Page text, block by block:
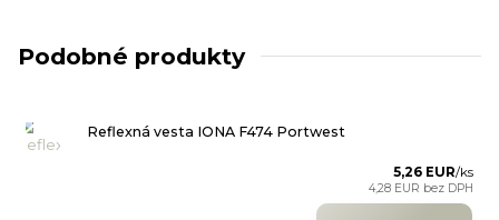
Podobné produkty
Reflexná vesta IONA F474 Portwest
5,26 EUR/ks
4,28 EUR bez DPH